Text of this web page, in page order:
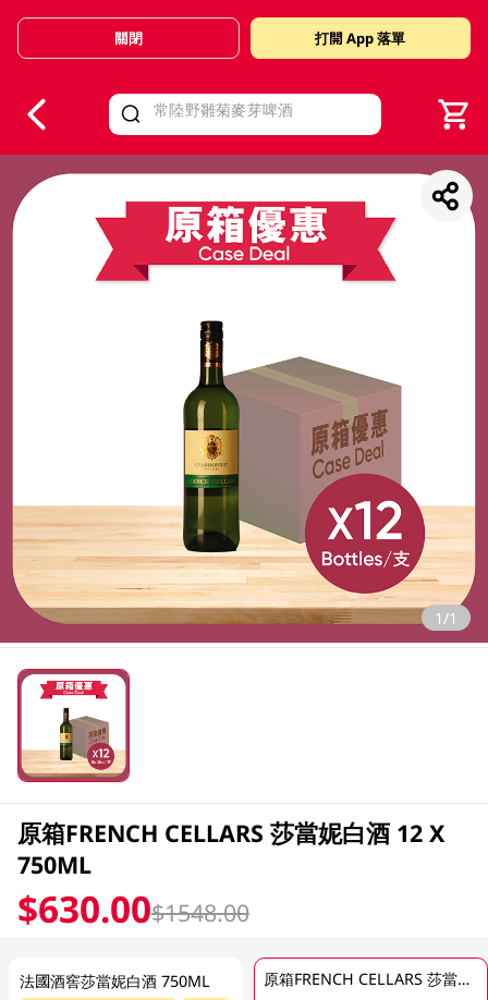
Valid Until 30 June 2026
關閉 打開 App 落單
1/1
原箱FRENCH CELLARS 莎當妮白酒 12 X
750ML
$630.00$1548.00
法國酒窖莎當妮白酒 750ML 原箱FRENCH CELLARS 莎當妮白酒 12 X 750ML